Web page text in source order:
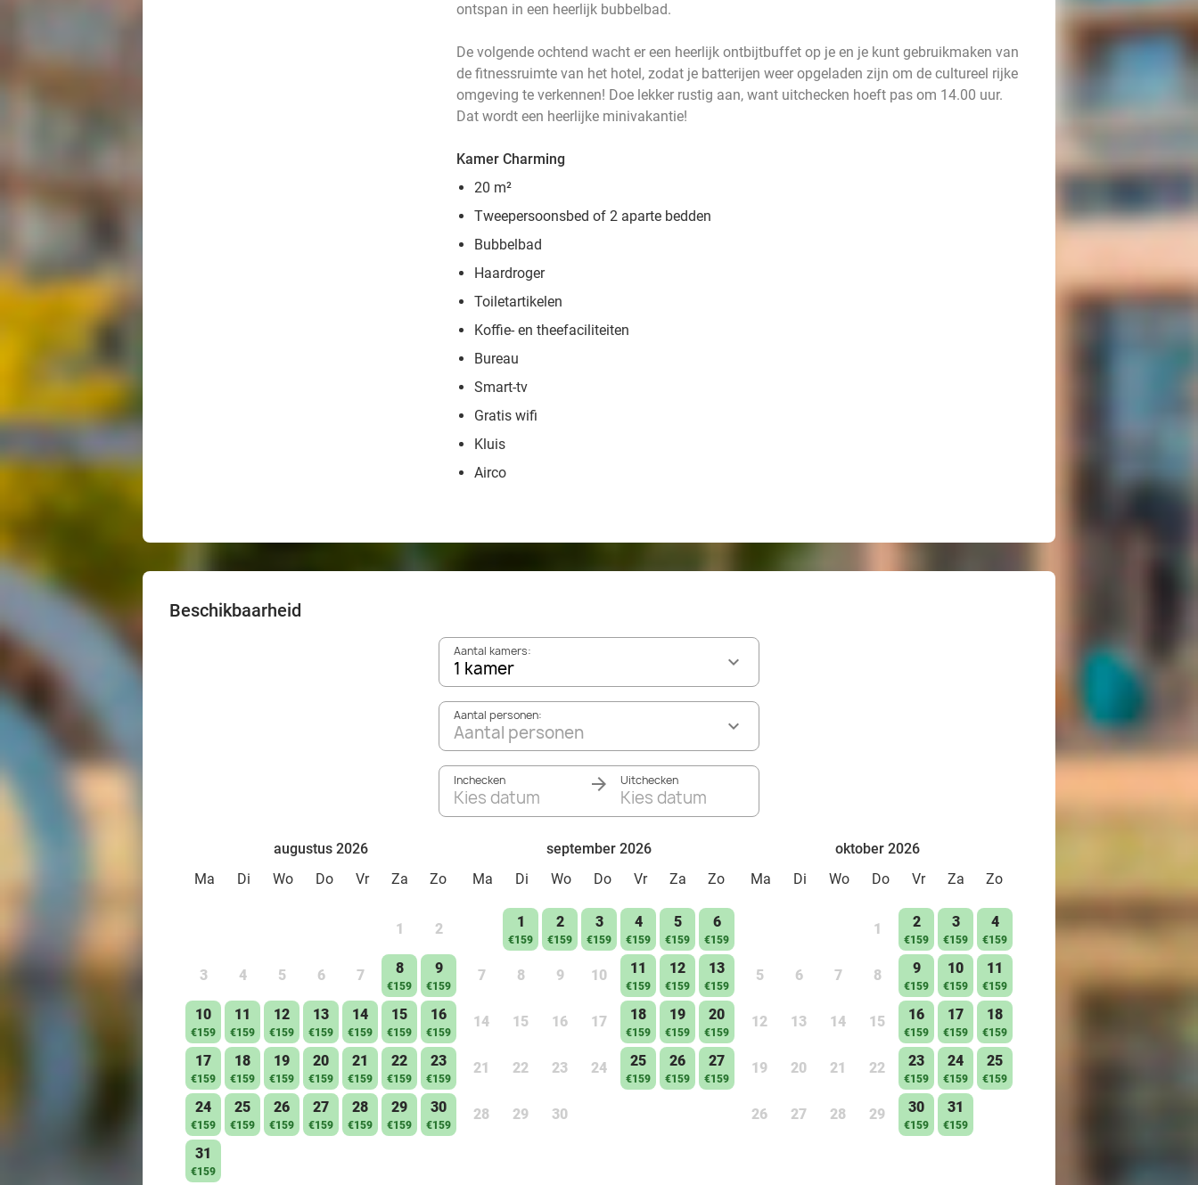
ontspan in een heerlijk bubbelbad.
De volgende ochtend wacht er een heerlijk ontbijtbuffet op je en je kunt gebruikmaken van
de fitnessruimte van het hotel, zodat je batterijen weer opgeladen zijn om de cultureel rijke
omgeving te verkennen! Doe lekker rustig aan, want uitchecken hoeft pas om 14.00 uur.
Dat wordt een heerlijke minivakantie!
Kamer Charming
20 m²
Tweepersoonsbed of 2 aparte bedden
Bubbelbad
Haardroger
Toiletartikelen
Koffie- en theefaciliteiten
Bureau
Smart-tv
Gratis wifi
Kluis
Airco
Beschikbaarheid
Aantal kamers:
1 kamer
Aantal personen:
Aantal personen
Inchecken
Kies datum
Uitchecken
Kies datum
augustus 2026
Ma
Di Wo Do Vr Za Zo
1 2
3 4 5 6 7 8
€159
9
€159
10
€159
11
€159
12
€159
13
€159
14
€159
15
€159
16
€159
17
€159
18
€159
19
€159
20
€159
21
€159
22
€159
23
€159
24
€159
25
€159
26
€159
27
€159
28
€159
29
€159
30
€159
31
€159
september 2026
Ma
Di Wo Do Vr Za Zo
1
€159
2
€159
3
€159
4
€159
5
€159
6
€159
7 8 9 10 11
€159
12
€159
13
€159
14 15 16 17 18
€159
19
€159
20
€159
21 22 23 24 25
€159
26
€159
27
€159
28 29 30
oktober 2026
Ma
Di Wo Do Vr Za Zo
1 2
€159
3
€159
4
€159
5 6 7 8 9
€159
10
€159
11
€159
12 13 14 15 16
€159
17
€159
18
€159
19 20 21 22 23
€159
24
€159
25
€159
26 27 28 29 30
€159
31
€159